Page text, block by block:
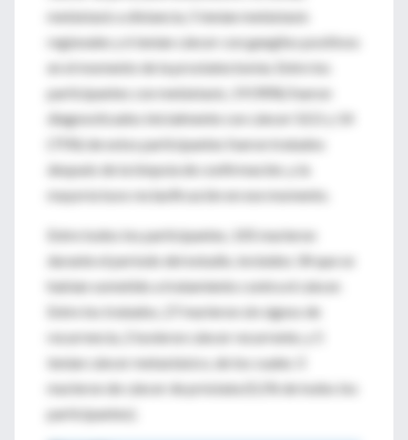
metástasis a distancia, 5 tenían metástasis
regionales y 6 tenían cáncer con ganglios positivos
en el momento de la prostatectomía. Entre los
participantes con metástasis, 19 (90%) fueron
diagnosticados inicialmente con cáncer GG1 y 14
(75%) de estos participantes fueron tratados
después de la biopsia de confirmación, y la
mayoría tuvo reclasificación en ese momento.
Entre todos los participantes, 105 murieron
durante el período del estudio, incluidos 34 que se
habían sometido a tratamiento contra el cáncer.
Entre los tratados, 27 murieron sin signos de
recurrencia, 2 tuvieron cáncer recurrente, y 5
tenían cáncer metastásico, de los cuales 3
murieron de cáncer de próstata (0,1% de todos los
participantes).